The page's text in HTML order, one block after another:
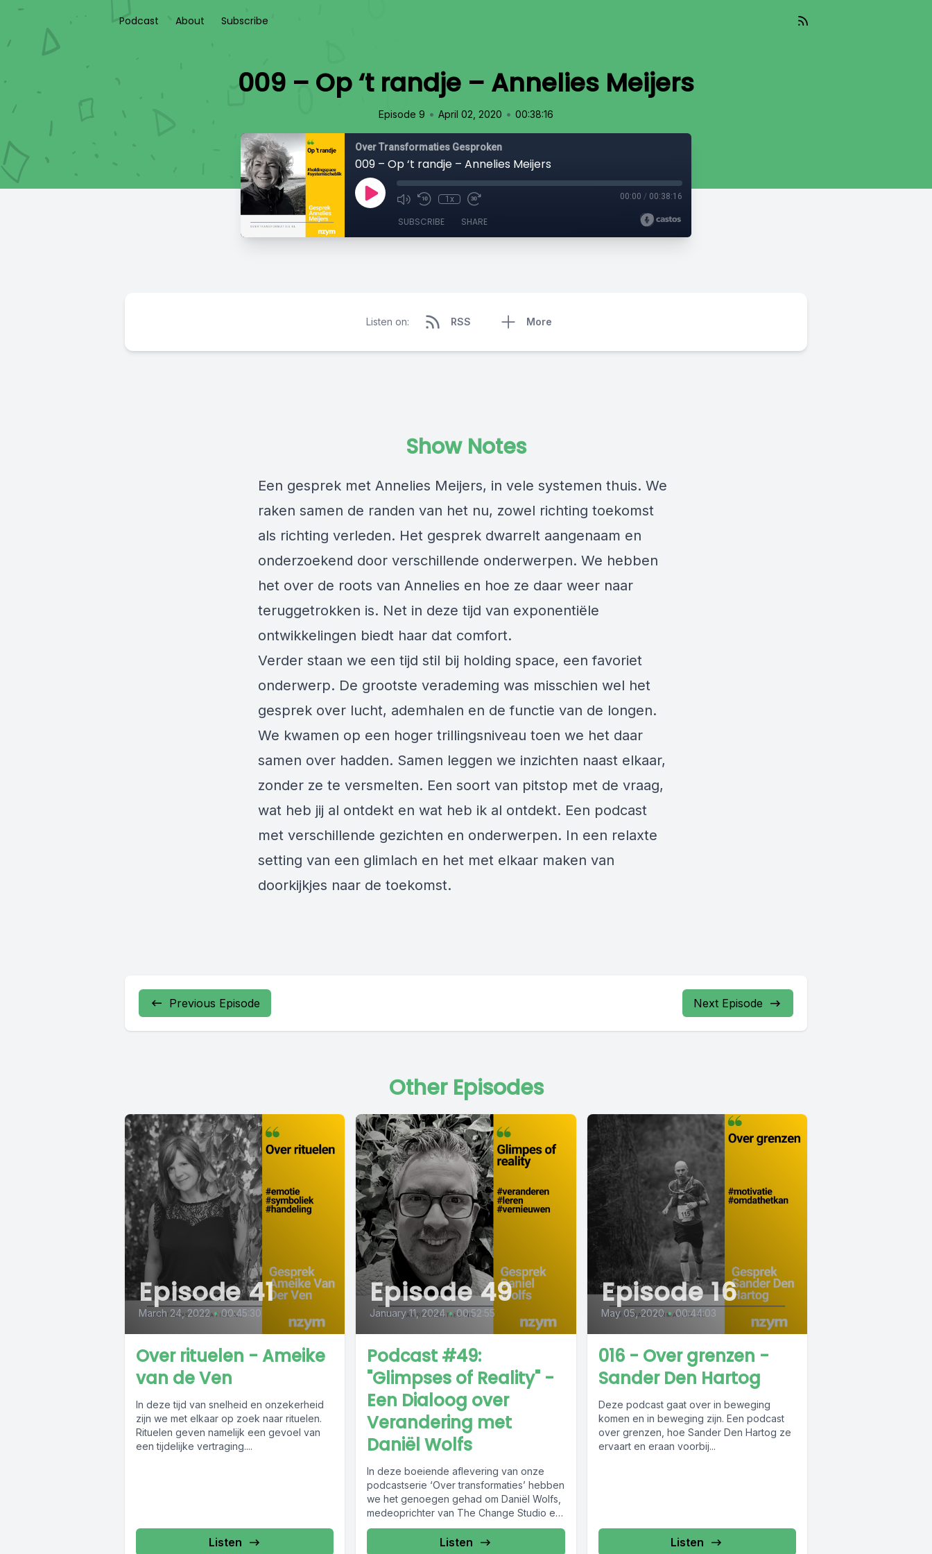
Podcast About Subscribe
009 – Op ‘t randje – Annelies Meijers
Episode 9 • April 02, 2020 • 00:38:16
Over Transformaties Gesproken
009 – Op ‘t randje – Annelies Meijers
1x 00:00 / 00:38:16
SUBSCRIBE SHARE
Listen on: RSS More
Show Notes
Een gesprek met Annelies Meijers, in vele systemen thuis. We
raken samen de randen van het nu, zowel richting toekomst
als richting verleden. Het gesprek dwarrelt aangenaam en
onderzoekend door verschillende onderwerpen. We hebben
het over de roots van Annelies en hoe ze daar weer naar
teruggetrokken is. Net in deze tijd van exponentiële
ontwikkelingen biedt haar dat comfort.
Verder staan we een tijd stil bij holding space, een favoriet
onderwerp. De grootste verademing was misschien wel het
gesprek over lucht, ademhalen en de functie van de longen.
We kwamen op een hoger trillingsniveau toen we het daar
samen over hadden. Samen leggen we inzichten naast elkaar,
zonder ze te versmelten. Een soort van pitstop met de vraag,
wat heb jij al ontdekt en wat heb ik al ontdekt. Een podcast
met verschillende gezichten en onderwerpen. In een relaxte
setting van een glimlach en het met elkaar maken van
doorkijkjes naar de toekomst.
Previous Episode Next Episode
Other Episodes
Episode 41
March 24, 2022 • 00:45:30
Over rituelen - Ameike
van de Ven
In deze tijd van snelheid en onzekerheid
zijn we met elkaar op zoek naar rituelen.
Rituelen geven namelijk een gevoel van
een tijdelijke vertraging....
Listen
Episode 49
January 11, 2024 • 00:52:55
Podcast #49:
"Glimpses of Reality" -
Een Dialoog over
Verandering met
Daniël Wolfs
In deze boeiende aflevering van onze
podcastserie ‘Over transformaties’ hebben
we het genoegen gehad om Daniël Wolfs,
medeoprichter van The Change Studio en
expert...
Listen
Episode 16
May 05, 2020 • 00:44:03
016 - Over grenzen -
Sander Den Hartog
Deze podcast gaat over in beweging
komen en in beweging zijn. Een podcast
over grenzen, hoe Sander Den Hartog ze
ervaart en eraan voorbij...
Listen